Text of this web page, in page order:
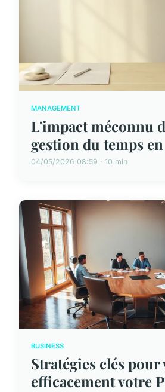
MANAGEMENT
L'impact méconnu
gestion du temps
04/05/2026 08:59 · 10 min
BUSINESS
Stratégies clés pour
efficacement votre